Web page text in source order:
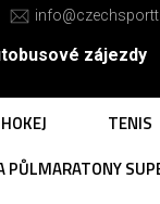
zájezdy
HOKEJ TENIS
PŮLMARATONY